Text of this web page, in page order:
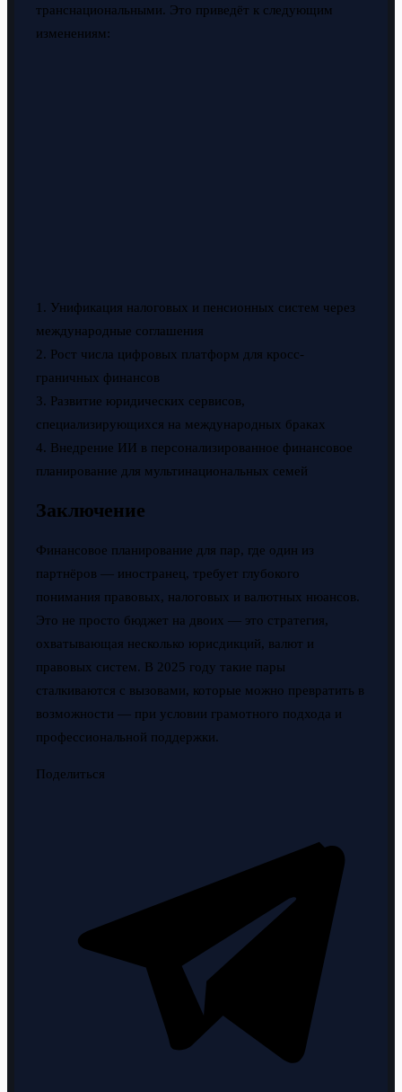
транснациональными. Это приведёт к следующим
изменениям:
1. Унификация налоговых и пенсионных систем через
международные соглашения
2. Рост числа цифровых платформ для кросс-
граничных финансов
3. Развитие юридических сервисов,
специализирующихся на международных браках
4. Внедрение ИИ в персонализированное финансовое
планирование для мультинациональных семей
Заключение
Финансовое планирование для пар, где один из
партнёров — иностранец, требует глубокого
понимания правовых, налоговых и валютных нюансов.
Это не просто бюджет на двоих — это стратегия,
охватывающая несколько юрисдикций, валют и
правовых систем. В 2025 году такие пары
сталкиваются с вызовами, которые можно превратить в
возможности — при условии грамотного подхода и
профессиональной поддержки.
Поделиться